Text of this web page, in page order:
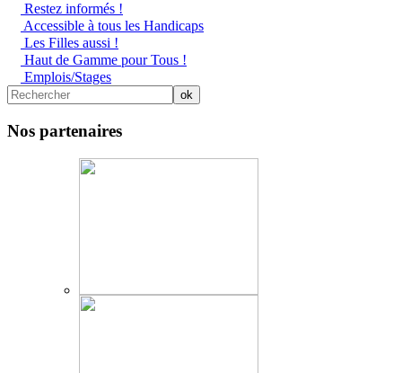
Restez informés !
Accessible à tous les Handicaps
Les Filles aussi !
Haut de Gamme pour Tous !
Emplois/Stages
Nos partenaires